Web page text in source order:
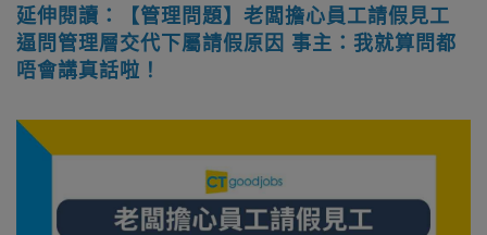
延伸閱讀：【管理問題】老闆擔心員工請假見工
逼問管理層交代下屬請假原因 事主：我就算問都
唔會講真話啦！